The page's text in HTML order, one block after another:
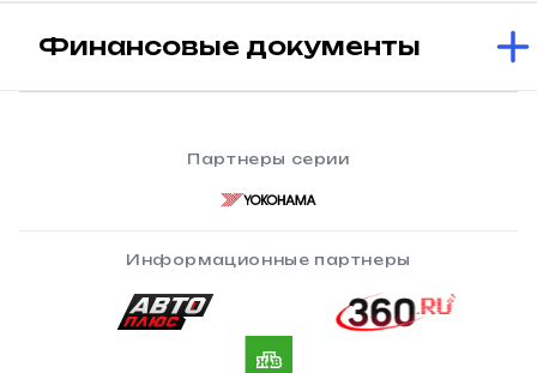
Финансовые документы
Партнеры серии
Информационные партнеры